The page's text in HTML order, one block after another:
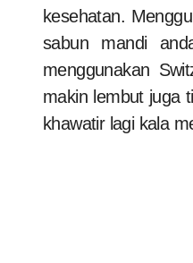
kesehatan.
sabun mandi
menggunakan
makin lembut juga
khawatir lagi kala